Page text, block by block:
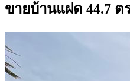
ขายบ้านแฝด 44.7 ต